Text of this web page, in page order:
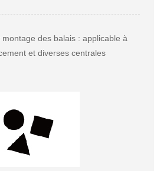
des balais : applicable à
et diverses centrales